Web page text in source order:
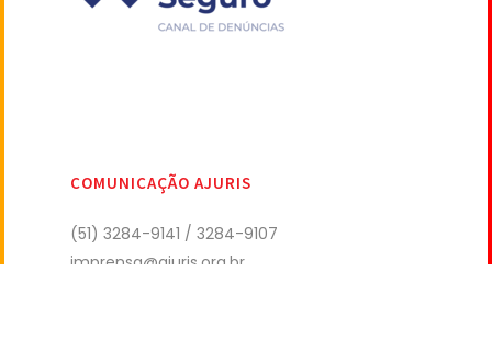
COMUNICAÇÃO AJURIS
(51) 3284-9141 / 3284-9107
imprensa@ajuris.org.br